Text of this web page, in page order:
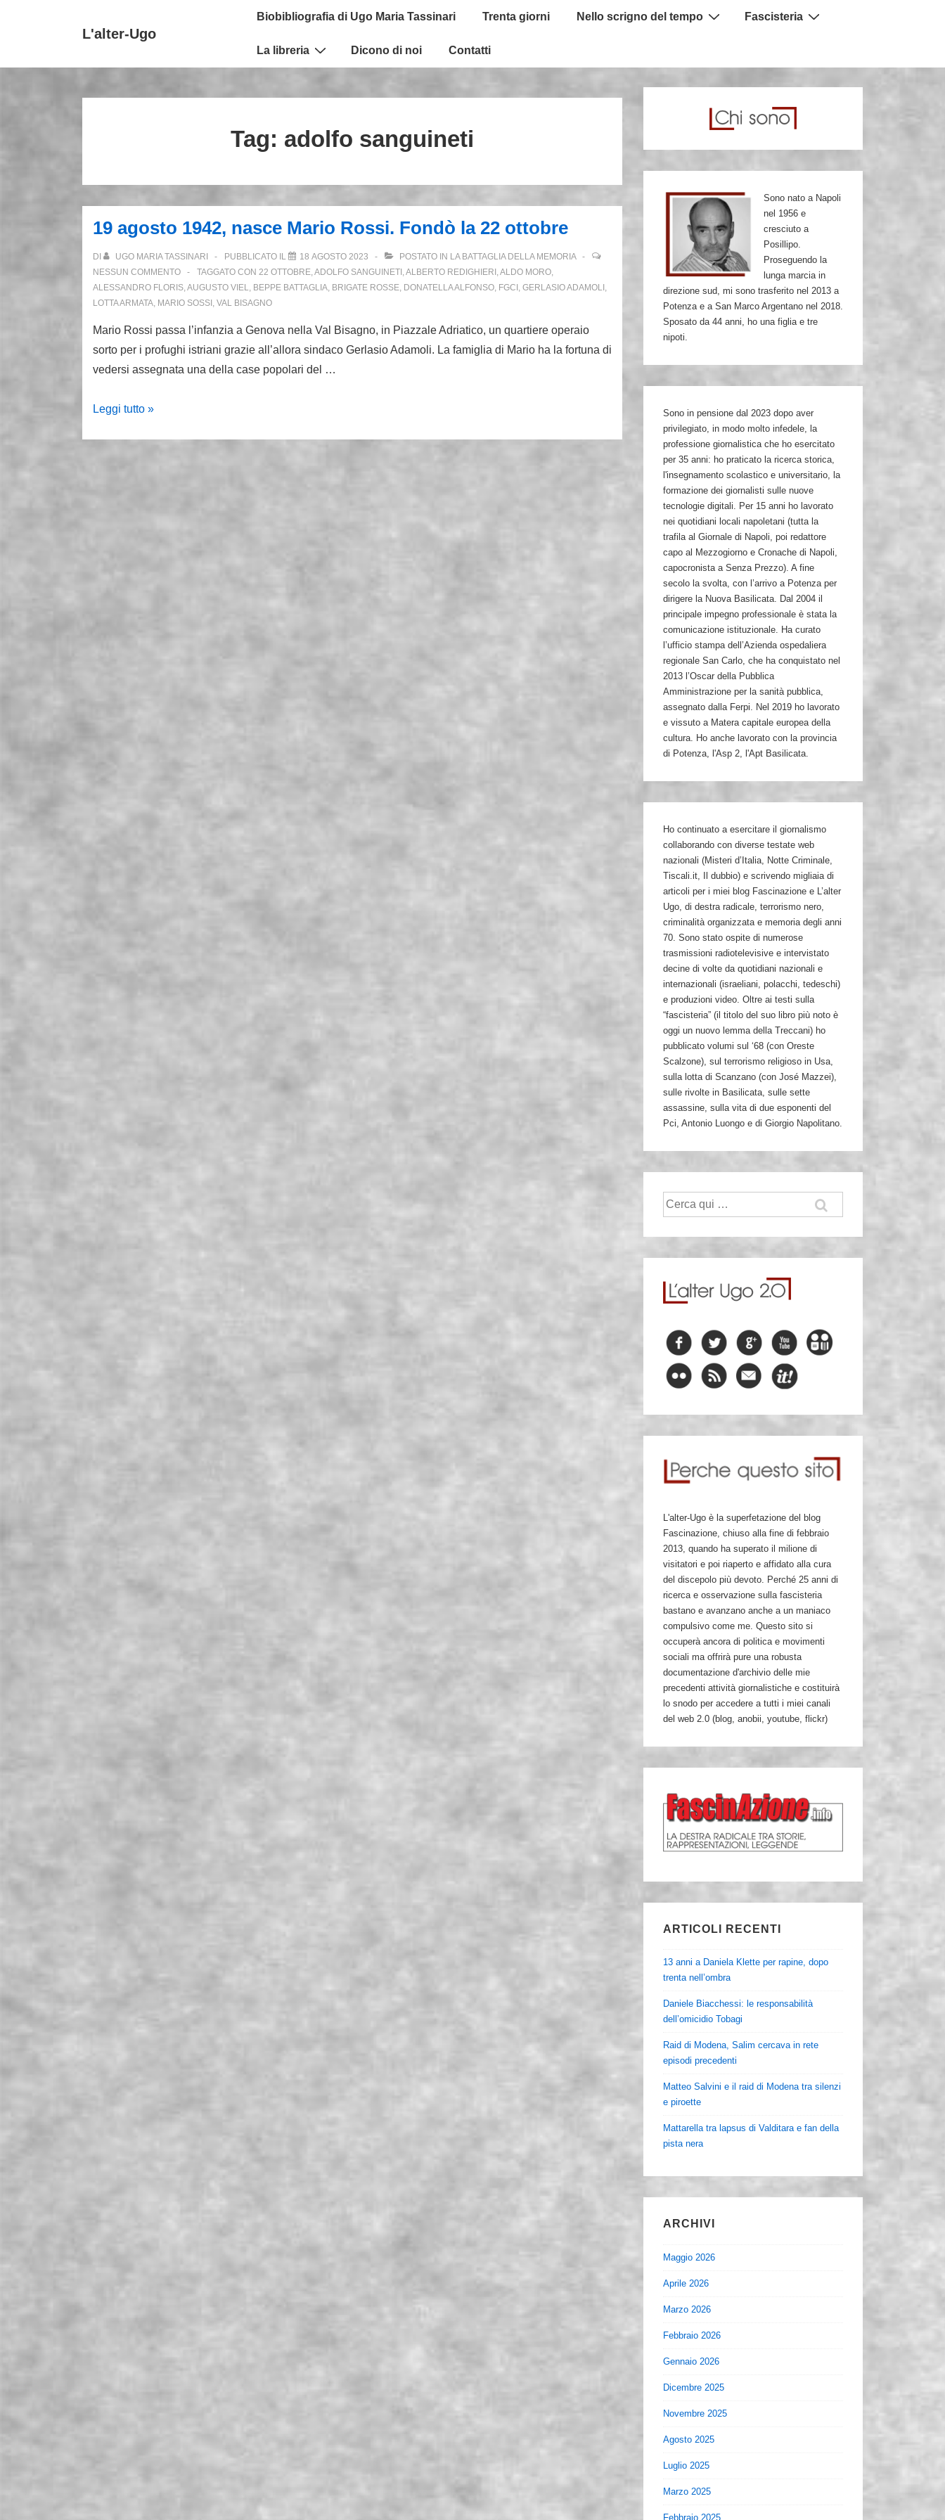
contenuto
L'alter-Ugo
Menu
Biobibliografia di Ugo Maria Tassinari Trenta giorni Nello scrigno del tempo Fascisteria
La libreria Dicono di noi Contatti
Tag: adolfo sanguineti
19 agosto 1942, nasce Mario Rossi. Fondò la 22 ottobre
DI UGO MARIA TASSINARI PUBBLICATO IL 18 AGOSTO 2023 POSTATO IN LA BATTAGLIA DELLA MEMORIA
NESSUN COMMENTO
TAGGATO CON 22 OTTOBRE,ADOLFO SANGUINETI ,ALBERTO REDIGHIERI ,ALDO MORO,
ALESSANDRO FLORIS,AUGUSTO VIEL, BEPPE BATTAGLIA, BRIGATE ROSSE, DONATELLA ALFONSO, FGCI , GERLASIO ADAMOLI ,
LOTTA ARMATA, MARIO SOSSI , VAL BISAGNO
Mario Rossi passa l’infanzia a Genova nella Val Bisagno, in Piazzale Adriatico, un quartiere operaio
sorto per i profughi istriani grazie all’allora sindaco Gerlasio Adamoli. La famiglia di Mario ha la fortuna di
vedersi assegnata una della case popolari del …
19
Leggi tutto »
Sono nato a Napoli
nel 1956 e
cresciuto a
Posillipo.
Proseguendo la
lunga marcia in
direzione sud, mi sono trasferito nel 2013 a
Potenza e a San Marco Argentano nel 2018.
Sposato da 44 anni, ho una figlia e tre
nipoti.
Sono in pensione dal 2023 dopo aver
privilegiato, in modo molto infedele, la
professione giornalistica che ho esercitato
per 35 anni: ho praticato la ricerca storica,
l'insegnamento scolastico e universitario, la
formazione dei giornalisti sulle nuove
tecnologie digitali. Per 15 anni ho lavorato
nei quotidiani locali napoletani (tutta la
trafila al Giornale di Napoli, poi redattore
capo al Mezzogiorno e Cronache di Napoli,
capocronista a Senza Prezzo). A fine
secolo la svolta, con l’arrivo a Potenza per
dirigere la Nuova Basilicata. Dal 2004 il
principale impegno professionale è stata la
comunicazione istituzionale. Ha curato
l’ufficio stampa dell’Azienda ospedaliera
regionale San Carlo, che ha conquistato nel
2013 l’Oscar della Pubblica
Amministrazione per la sanità pubblica,
assegnato dalla Ferpi. Nel 2019 ho lavorato
e vissuto a Matera capitale europea della
cultura. Ho anche lavorato con la provincia
di Potenza, l'Asp 2, l'Apt Basilicata.
Ho continuato a esercitare il giornalismo
collaborando con diverse testate web
nazionali (Misteri d’Italia, Notte Criminale,
Tiscali.it, Il dubbio) e scrivendo migliaia di
articoli per i miei blog Fascinazione e L’alter
Ugo, di destra radicale, terrorismo nero,
criminalità organizzata e memoria degli anni
70. Sono stato ospite di numerose
trasmissioni radiotelevisive e intervistato
decine di volte da quotidiani nazionali e
internazionali (israeliani, polacchi, tedeschi)
e produzioni video. Oltre ai testi sulla
“fascisteria” (il titolo del suo libro più noto è
oggi un nuovo lemma della Treccani) ho
pubblicato volumi sul ‘68 (con Oreste
Scalzone), sul terrorismo religioso in Usa,
sulla lotta di Scanzano (con José Mazzei),
sulle rivolte in Basilicata, sulle sette
assassine, sulla vita di due esponenti del
Pci, Antonio Luongo e di Giorgio Napolitano.
Cerca:
L'alter-Ugo è la superfetazione del blog
Fascinazione, chiuso alla fine di febbraio
2013, quando ha superato il milione di
visitatori e poi riaperto e affidato alla cura
del discepolo più devoto. Perché 25 anni di
ricerca e osservazione sulla fascisteria
bastano e avanzano anche a un maniaco
compulsivo come me. Questo sito si
occuperà ancora di politica e movimenti
sociali ma offrirà pure una robusta
documentazione d'archivio delle mie
precedenti attività giornalistiche e costituirà
lo snodo per accedere a tutti i miei canali
del web 2.0 (blog, anobii, youtube, flickr)
ARTICOLI RECENTI
13 anni a Daniela Klette per rapine, dopo
trenta nell’ombra
Daniele Biacchessi: le responsabilità
dell’omicidio Tobagi
Raid di Modena, Salim cercava in rete
episodi precedenti
Matteo Salvini e il raid di Modena tra silenzi
e piroette
Mattarella tra lapsus di Valditara e fan della
pista nera
ARCHIVI
Maggio 2026
Aprile 2026
Marzo 2026
Febbraio 2026
Gennaio 2026
Dicembre 2025
Novembre 2025
Agosto 2025
Luglio 2025
Marzo 2025
Febbraio 2025